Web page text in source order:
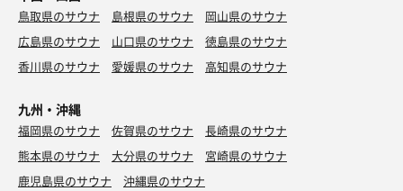
鳥取県のサウナ 島根県のサウナ
岡山県のサウナ
広島県のサウナ
山口県のサウナ
徳島県のサウナ
香川県のサウナ
愛媛県のサウナ 高知県のサウナ
九州・沖縄
福岡県のサウナ 佐賀県のサウナ
長崎県のサウナ
熊本県のサウナ
大分県のサウナ
宮崎県のサウナ
鹿児島県のサウナ
沖縄県のサウナ